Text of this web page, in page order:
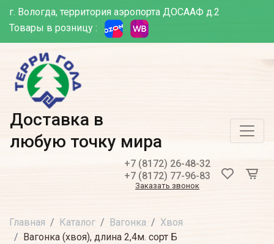
г. Вологда, территория аэропорта ДОСААФ д.2
Товары в розницу :
Доставка в
любую точку мира
+7 (8172) 26-48-32
+7 (8172) 77-96-83
Заказать звонок
Главная Каталог Вагонка
Хвоя
Вагонка (хвоя), длина 2,4м. сорт Б